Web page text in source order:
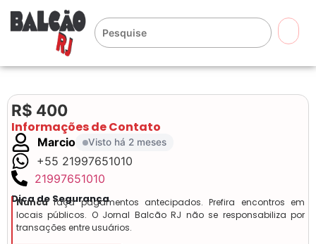
R$ 400
Informações de Contato
Marcio Visto há 2 meses
+55 21997651010
21997651010
Dica de Segurança
Nuncafaça pagamentos antecipados. Prefira encontros em
locais públicos. O Jornal Balcão RJ não se responsabiliza por
transações entre usuários.